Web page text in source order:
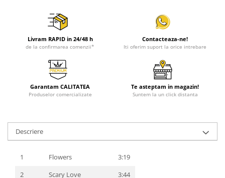
Livram RAPID in 24/48 h
de la confirmarea comenzii*
Contacteaza-ne!
Iti oferim suport la orice intrebare
Garantam CALITATEA
Produselor comercializate
Te asteptam in magazin!
Suntem la un click distanta
Descriere
1 Flowers
3:19
2
Scary Love
3:44